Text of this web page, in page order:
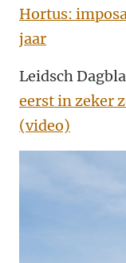
Hortus:
jaar
Leidsch
eerst in zeker
(video)